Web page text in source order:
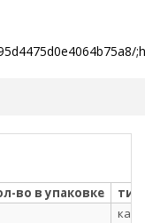
во в упаковке тип